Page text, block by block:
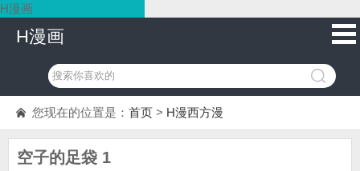
H漫画
H漫画
您现在的位置是： 首页 > H漫西方漫
空子的足袋 1